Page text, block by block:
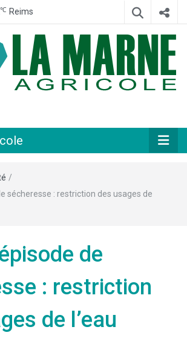
℃ Reims
Agricole
/
sécheresse : restriction des usages de
de
: restriction
de l’eau